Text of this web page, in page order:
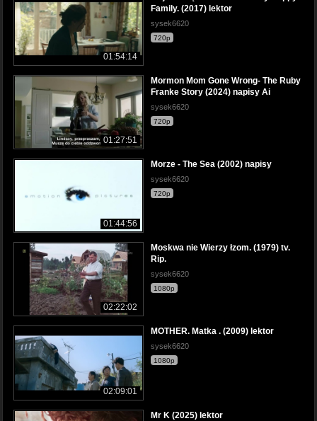
01:54:14
Family. (2017) lektor
sysek6620
720p
01:27:51
Mormon Mom Gone Wrong- The Ruby
Franke Story (2024) napisy Ai
sysek6620
720p
01:44:56
Morze - The Sea (2002) napisy
sysek6620
720p
02:22:02
Moskwa nie Wierzy łzom. (1979) tv.
Rip.
sysek6620
1080p
02:09:01
MOTHER. Matka . (2009) lektor
sysek6620
1080p
Mr K (2025) lektor